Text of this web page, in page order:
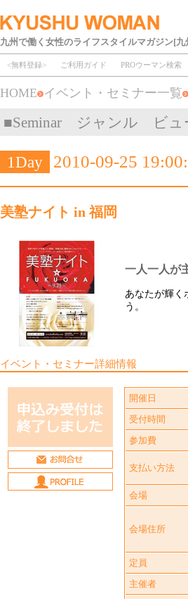
九州で働く女性のライフスタイルマガジン[
<無料登録> ご利用ガイド PROウーマン検索
HOME イベント・セミナー一覧
■Seminar ジャンル ビュ
1Day 2010-09-25
美塾ナイト in 福岡
一人一人が
あなたが輝く
う。
イベント・セミナー詳細情報
開催日
受付時間
参加費
支払い方法
会場
会場住所
定員
主催者